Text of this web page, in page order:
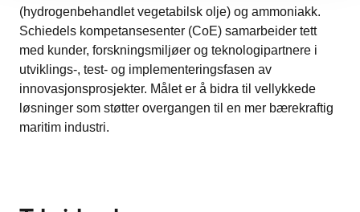
(hydrogenbehandlet vegetabilsk olje) og ammoniakk.
Schiedels kompetansesenter (CoE) samarbeider tett
med kunder, forskningsmiljøer og teknologipartnere i
utviklings-, test- og implementeringsfasen av
innovasjonsprosjekter. Målet er å bidra til vellykkede
løsninger som støtter overgangen til en mer bærekraftig
maritim industri.